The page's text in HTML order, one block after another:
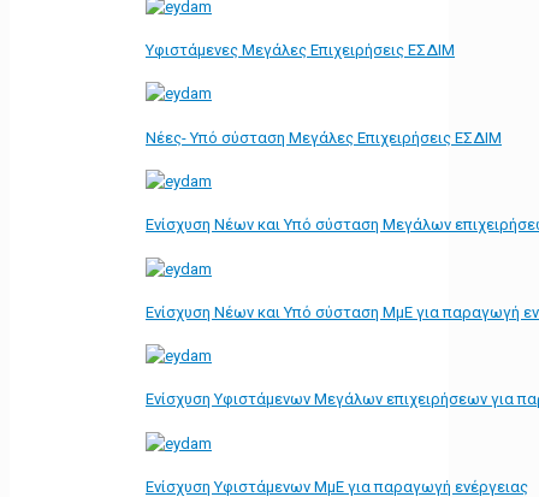
Υφιστάμενες Μεγάλες Επιχειρήσεις ΕΣΔΙΜ
Νέες- Υπό σύσταση Μεγάλες Επιχειρήσεις ΕΣΔΙΜ
Ενίσχυση Νέων και Υπό σύσταση Μεγάλων
Ενίσχυση Νέων και Υπό σύσταση ΜμΕ για παραγωγή
Ενίσχυση Υφιστάμενων Μεγάλων επιχειρήσεων για
Ενίσχυση Υφιστάμενων ΜμΕ για παραγωγή ενέργειας